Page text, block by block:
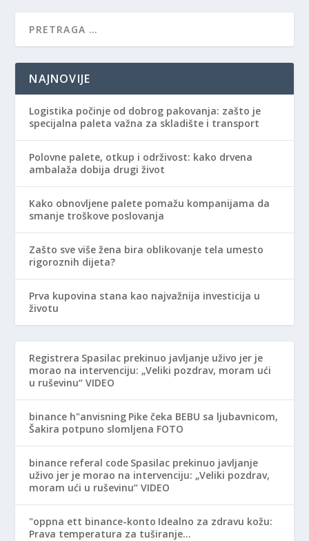
NAJNOVIJE
Logistika počinje od dobrog pakovanja: zašto je
specijalna paleta važna za skladište i transport
Polovne palete, otkup i održivost: kako drvena
ambalaža dobija drugi život
Kako obnovljene palete pomažu kompanijama da
smanje troškove poslovanja
Zašto sve više žena bira oblikovanje tela umesto
rigoroznih dijeta?
Prva kupovina stana kao najvažnija investicija u
životu
Registrera Spasilac prekinuo javljanje uživo jer je
morao na intervenciju: „Veliki pozdrav, moram ući
u ruševinu“ VIDEO
binance h"anvisning Pike čeka BEBU sa ljubavnicom,
Šakira potpuno slomljena FOTO
binance referal code Spasilac prekinuo javljanje
uživo jer je morao na intervenciju: „Veliki pozdrav,
moram ući u ruševinu“ VIDEO
"oppna ett binance-konto Idealno za zdravu kožu:
Prava temperatura za tuširanje…